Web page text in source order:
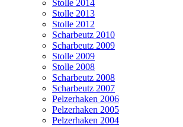
Stolle 2014
Stolle 2013
Stolle 2012
Scharbeutz 2010
Scharbeutz 2009
Stolle 2009
Stolle 2008
Scharbeutz 2008
Scharbeutz 2007
Pelzerhaken 2006
Pelzerhaken 2005
Pelzerhaken 2004